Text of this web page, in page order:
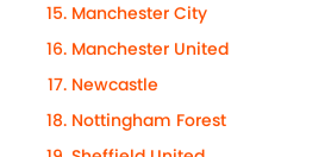
Manchester City
Manchester United
Newcastle
Nottingham Forest